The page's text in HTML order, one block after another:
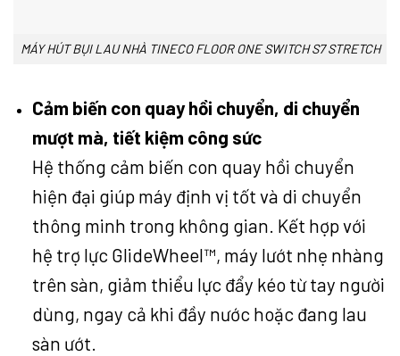
MÁY HÚT BỤI LAU NHÀ TINECO FLOOR ONE SWITCH S7 STRETCH
Cảm biến con quay hồi chuyển, di chuyển
mượt mà, tiết kiệm công sức
Hệ thống cảm biến con quay hồi chuyển
hiện đại giúp máy định vị tốt và di chuyển
thông minh trong không gian. Kết hợp với
hệ trợ lực GlideWheel™, máy lướt nhẹ nhàng
trên sàn, giảm thiểu lực đẩy kéo từ tay người
dùng, ngay cả khi đầy nước hoặc đang lau
sàn ướt.